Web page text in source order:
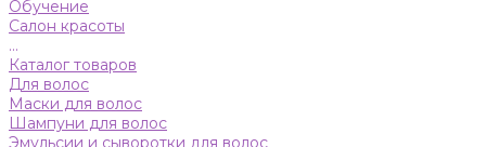
Обучение
Салон красоты
...
Каталог товаров
Для волос
Маски для волос
Шампуни для волос
Эмульсии и сыворотки для волос